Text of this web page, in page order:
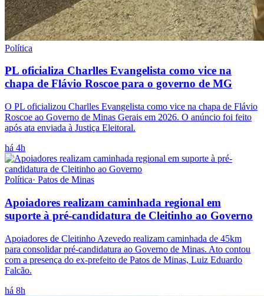
Política
PL oficializa Charlles Evangelista como vice na
chapa de Flávio Roscoe para o governo de MG
O PL oficializou Charlles Evangelista como vice na chapa de Flávio
Roscoe ao Governo de Minas Gerais em 2026. O anúncio foi feito
após ata enviada à Justiça Eleitoral.
há 4h
Política· Patos de Minas
Apoiadores realizam caminhada regional em
suporte à pré-candidatura de Cleitinho ao Governo
Apoiadores de Cleitinho Azevedo realizam caminhada de 45km
para consolidar pré-candidatura ao Governo de Minas. Ato contou
com a presença do ex-prefeito de Patos de Minas, Luiz Eduardo
Falcão.
há 8h